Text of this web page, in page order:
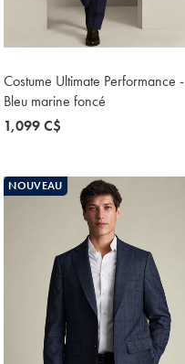
Costume Ultimate Performance -
Bleu marine foncé
now
1,099 C$
NOUVEAU